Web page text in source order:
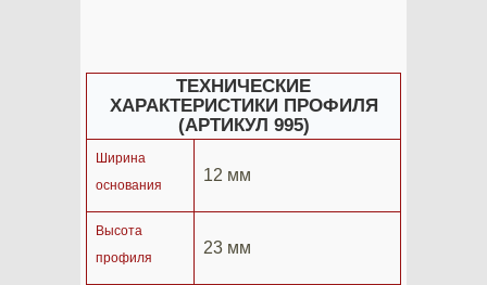
ТЕХНИЧЕСКИЕ
ХАРАКТЕРИСТИКИ ПРОФИЛЯ
(АРТИКУЛ 995)
Ширина
основания
12 мм
Высота
профиля
23 мм